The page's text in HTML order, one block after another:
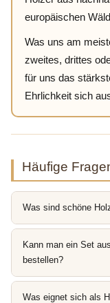
europäischen
Was uns am
zweites, drittes
für uns das
Ehrlichkeit sich
Häufige
Was sind schöne
Kann man ein Set
bestellen?
Was eignet sich als